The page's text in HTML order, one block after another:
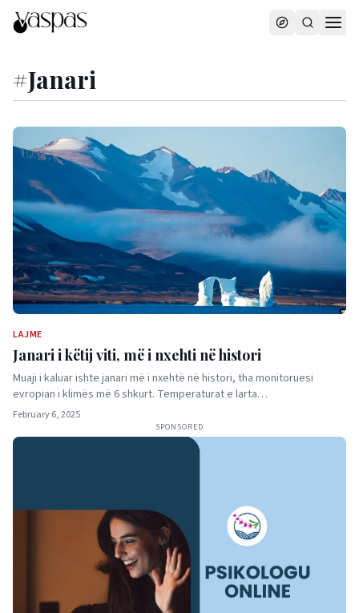
#Janari
LAJME
Janari i këtij viti, më i nxehti në histori
Muaji i kaluar ishte janari më i nxehtë në histori, tha monitoruesi
evropian i klimës më 6 shkurt. Temperaturat e larta…
February 6, 2025
SPONSORED